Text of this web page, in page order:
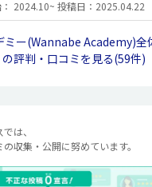
2024.10~ 投稿日：2025.04.22
ミー(Wannabe Academy)全
の評判・口コミを見る(59件)
は、
収集・公開に努めています。